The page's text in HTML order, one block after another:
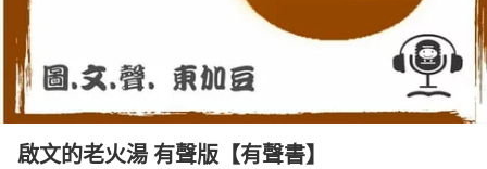
啟文的老火湯 有聲版【有聲書】